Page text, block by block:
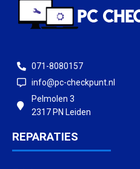
071-8080157
info@pc-checkpunt.nl
Pelmolen 3
2317 PN Leiden
REPARATIES